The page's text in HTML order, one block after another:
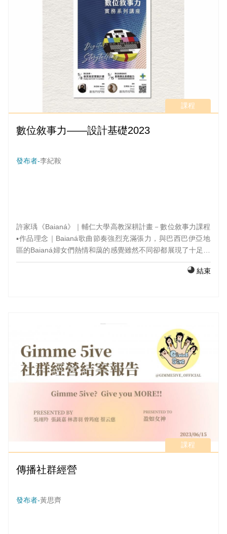
課程
數位敘事力——設計基礎2023
發布者-李紀鞍
許家瑀《Baianá》｜輔仁大學高教深耕計畫－數位敘事力課程
▪️作品理念｜Baianá歌曲節奏強烈充滿張力，與巴西巴伊亞地
區的Baianá婦女們熱情和藹的感覺雖然不同卻都展現了十足的
結束
課程
傳播社群經營
發布者-黃思齊